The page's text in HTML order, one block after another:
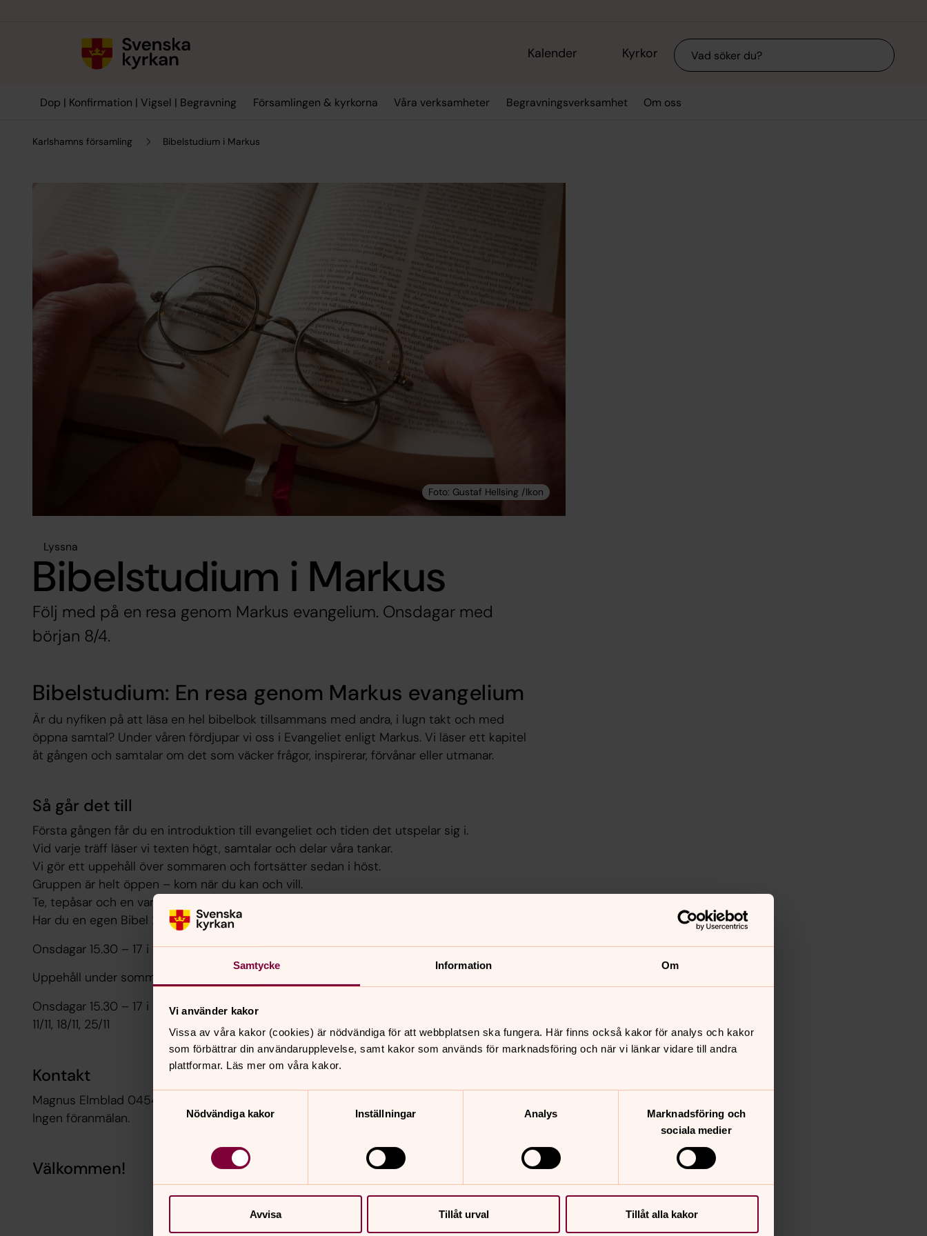
Samtycke Information Om
Vi använder kakor
Vissa av våra kakor (cookies) är nödvändiga för att webbplatsen ska fungera. Här finns också kakor för analys och kakor
som förbättrar din användarupplevelse, samt kakor som används för marknadsföring och när vi länkar vidare till andra
plattformar. Läs mer om våra kakor.
Samtyckesval
Nödvändiga kakor
Inställningar Analys
Marknadsföring och
sociala medier
Avvisa Tillåt urval Tillåt alla kakor
Kalender Kyrkor Sök
Dop | Konfirmation | Vigsel | Begravning Församlingen & kyrkorna Våra verksamheter Begravningsverksamhet Om oss
Karlshamns församling Bibelstudium i Markus
Lyssna
Bibelstudium i Markus
Följ med på en resa genom Markus evangelium. Onsdagar med
början 8/4.
Bibelstudium: En resa genom Markus evangelium
Är du nyfiken på att läsa en hel bibelbok tillsammans med andra, i lugn takt och med
öppna samtal? Under våren fördjupar vi oss i Evangeliet enligt Markus. Vi läser ett kapitel
åt gången och samtalar om det som väcker frågor, inspirerar, förvånar eller utmanar.
Så går det till
Första gången får du en introduktion till evangeliet och tiden det utspelar sig i.
Vid varje träff läser vi texten högt, samtalar och delar våra tankar.
Vi gör ett uppehåll över sommaren och fortsätter sedan i höst.
Gruppen är helt öppen – kom när du kan och vill.
Te, tepåsar och en varm gemenskap finns på plats. Ta gärna med egen fika om du önskar.
Har du en egen Bibel 2000 får du gärna ta med den.
Onsdagar 15.30 – 17 i Mikas lokaler under våren: 8/4, 15/4, 22/4, 29/4, 6/5, 13/5, 27/5
Uppehåll under sommaren.
Onsdagar 15.30 – 17 i Mikas lokaler under hösten: 23/9, 30/9, 7/10, 14/10, 21/10, 28/10, 4/11,
11/11, 18/11, 25/11
Kontakt
Magnus Elmblad 0454‑30 22 05
Ingen föranmälan.
Välkommen!